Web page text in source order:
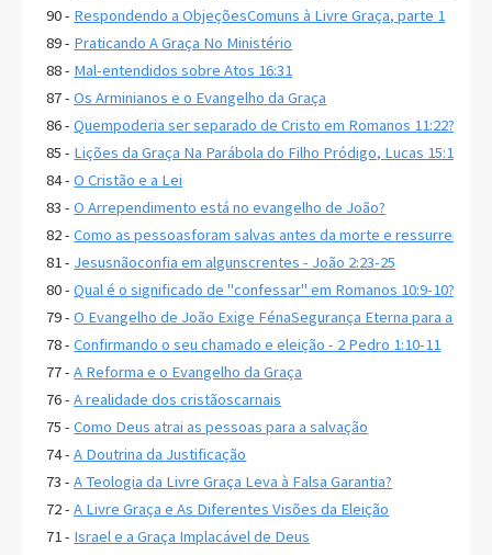
90 - Respondendo a ObjeçõesComuns à Livre Graça, parte 1
89 - Praticando A Graça No Ministério
88 - Mal-entendidos sobre Atos 16:31
87 -Os Arminianos e o Evangelho da Graça
86 -Quempoderia ser separado de Cristo em Romanos 11:22?
85 - Lições da Graça Na Parábola do Filho Pródigo, Lucas 15:11-32
84 -O Cristão e a Lei
83 -O Arrependimento está no evangelho de João?
82 -Como as pessoasforam salvas antes da morte e ressurreição
81 - Jesusnãoconfia em algunscrentes - João 2:23-25
80 -Qual é o significado de "confessar" em Romanos 10:9-10?
79 -O Evangelho de João Exige FénaSegurança Eterna para a
78 -Confirmando o seu chamado e eleição - 2 Pedro 1:10-11
77 -A Reforma e o Evangelho da Graça
76 -A realidade dos cristãoscarnais
75 -Como Deus atrai as pessoas para a salvação
74 -A Doutrina da Justificação
73 -A Teologia da Livre Graça Leva à Falsa Garantia?
72 -A Livre Graça e As Diferentes Visões da Eleição
71 - Israel e a Graça Implacável de Deus